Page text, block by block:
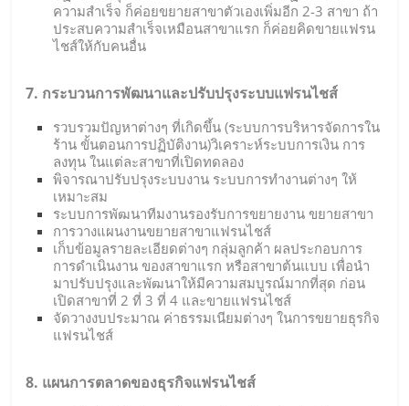
ความสำเร็จ ก็ค่อยขยายสาขาตัวเองเพิ่มอีก 2-3 สาขา ถ้า
ประสบความสำเร็จเหมือนสาขาแรก ก็ค่อยคิดขายแฟรน
ไชส์ให้กับคนอื่น
7. กระบวนการพัฒนาและปรับปรุงระบบแฟรนไชส์
รวบรวมปัญหาต่างๆ ที่เกิดขึ้น (ระบบการบริหารจัดการใน
ร้าน ขั้นตอนการปฏิบัติงาน)วิเคราะห์ระบบการเงิน การ
ลงทุน ในแต่ละสาขาที่เปิดทดลอง
พิจารณาปรับปรุงระบบงาน ระบบการทำงานต่างๆ ให้
เหมาะสม
ระบบการพัฒนาทีมงานรองรับการขยายงาน ขยายสาขา
การวางแผนงานขยายสาขาแฟรนไชส์
เก็บข้อมูลรายละเอียดต่างๆ กลุ่มลูกค้า ผลประกอบการ
การดำเนินงาน ของสาขาแรก หรือสาขาต้นแบบ เพื่อนำ
มาปรับปรุงและพัฒนาให้มีความสมบูรณ์มากที่สุด ก่อน
เปิดสาขาที่ 2 ที่ 3 ที่ 4 และขายแฟรนไชส์
จัดวางงบประมาณ ค่าธรรมเนียมต่างๆ ในการขยายธุรกิจ
แฟรนไชส์
8. แผนการตลาดของธุรกิจแฟรนไชส์